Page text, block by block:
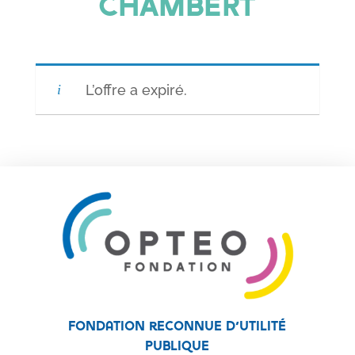
CHAMBERT
L’offre a expiré.
Fondation reconnue d’utilité
publique